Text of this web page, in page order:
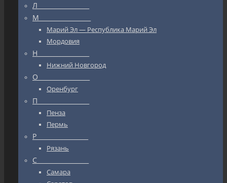
Л_________________
М_________________
Марий Эл — Республика Марий Эл
Мордовия
Н_________________
Нижний Новгород
О_________________
Оренбург
П_________________
Пенза
Пермь
Р_________________
Рязань
С_________________
Самара